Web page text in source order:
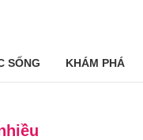
SỐNG KHÁM PHÁ